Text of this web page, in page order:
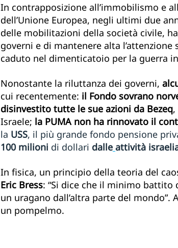
In contrapposizione all’immobilismo e
dell’Unione Europea, negli ultimi due
delle mobilitazioni della società civile,
governi e di mantenere alta
caduto nel dimenticatoio per la guerra
Nonostante la riluttanza dei governi,
cui recentemente: il Fondo sovrano
disinvestito tutte le sue azioni da Bezeq
Israele; la PUMA non ha rinnovato il
la USS, il più grande fondo pensione
100 milioni di dollari dalle attività
In fisica, un principio della teoria del
Eric Bress: “Si dice che il minimo battito
un uragano dall’altra parte del
un pompelmo.